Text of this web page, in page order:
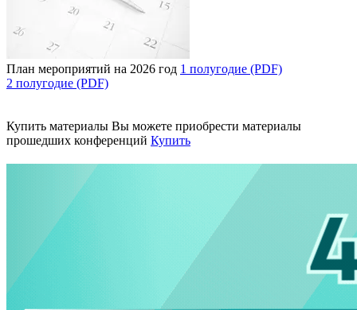
План мероприятий на 2026 год 1 полугодие (PDF)
2 полугодие (PDF)
Купить материалы Вы можете приобрести материалы
прошедших конференций Купить